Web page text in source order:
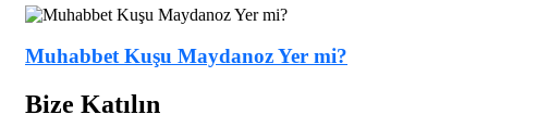
Muhabbet Kuşu Maydanoz Yer mi?
Bize Katılın